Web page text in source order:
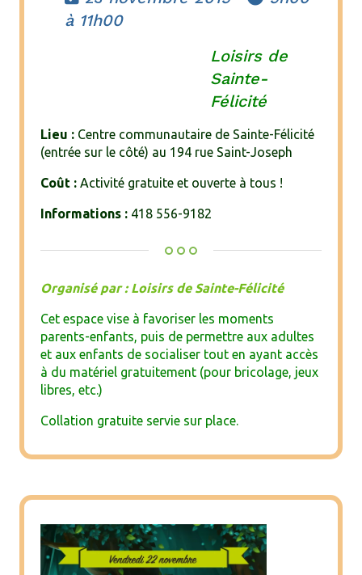
à 11h00
Loisirs de
Sainte-
Félicité
Lieu :Centre communautaire de Sainte-Félicité
(entrée sur le côté) au 194 rue Saint-Joseph
Coût :Activité gratuite et ouverte à tous !
Informations : 418 556-9182
Organisé par : Loisirs de Sainte-Félicité
Cet espace vise à favoriser les moments
parents-enfants, puis de permettre aux adultes
et aux enfants de socialiser tout en ayant accès
à du matériel gratuitement (pour bricolage, jeux
libres, etc.)
Collation gratuite servie sur place.